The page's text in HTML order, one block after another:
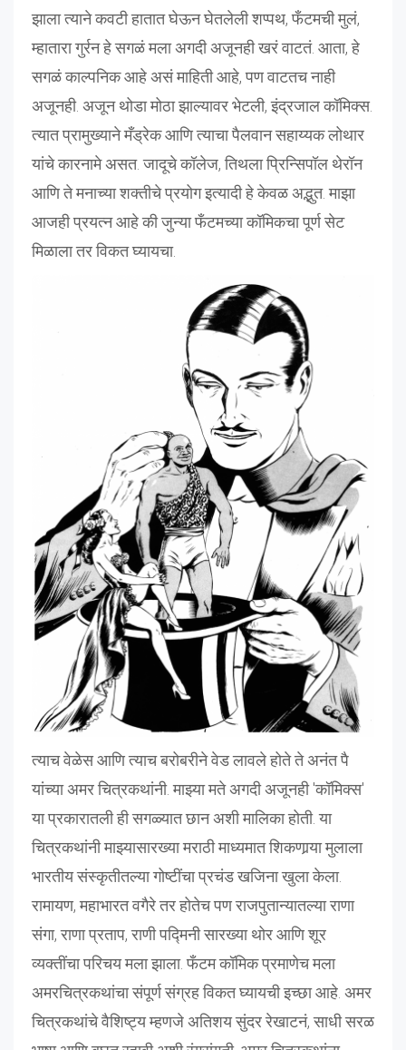
झाला त्याने कवटी हातात घेऊन घेतलेली शप्पथ, फँटमची मुलं,
म्हातारा गुर्रन हे सगळं मला अगदी अजूनही खरं वाटतं. आता, हे
सगळं काल्पनिक आहे असं माहिती आहे, पण वाटतच नाही
अजूनही. अजून थोडा मोठा झाल्यावर भेटली, इंद्रजाल कॉमिक्स.
त्यात प्रामुख्याने मँड्रेक आणि त्याचा पैलवान सहाय्यक लोथार
यांचे कारनामे असत. जादूचे कॉलेज, तिथला प्रिन्सिपॉल थेरॉन
आणि ते मनाच्या शक्तीचे प्रयोग इत्यादी हे केवळ अद्भुत. माझा
आजही प्रयत्न आहे की जुन्या फँटमच्या कॉमिकचा पूर्ण सेट
मिळाला तर विकत घ्यायचा.
त्याच वेळेस आणि त्याच बरोबरीने वेड लावले होते ते अनंत पै
यांच्या अमर चित्रकथांनी. माझ्या मते अगदी अजूनही 'कॉमिक्स'
या प्रकारातली ही सगळ्यात छान अशी मालिका होती. या
चित्रकथांनी माझ्यासारख्या मराठी माध्यमात शिकणार्‍या मुलाला
भारतीय संस्कृतीतल्या गोष्टींचा प्रचंड खजिना खुला केला.
रामायण, महाभारत वगैरे तर होतेच पण राजपुतान्यातल्या राणा
संगा, राणा प्रताप, राणी पद्मिनी सारख्या थोर आणि शूर
व्यक्तींचा परिचय मला झाला. फँटम कॉमिक प्रमाणेच मला
अमरचित्रकथांचा संपूर्ण संग्रह विकत घ्यायची इच्छा आहे. अमर
चित्रकथांचे वैशिष्ट्य म्हणजे अतिशय सुंदर रेखाटनं, साधी सरळ